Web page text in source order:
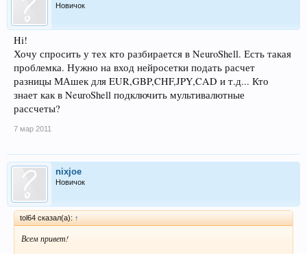
Новичок
Hi!
Хочу спросить у тех кто разбирается в NeuroShell. Есть такая
проблемка. Нужно на вход нейросетки подать расчет
разницы МАшек для EUR,GBP,CHF,JPY,CAD и т.д... Кто
знает как в NeuroShell подключить мультивалютные
рассчеты?
7 мар 2011
nixjoe
Новичок
tol64 сказал(а): ↑
Всем привет!